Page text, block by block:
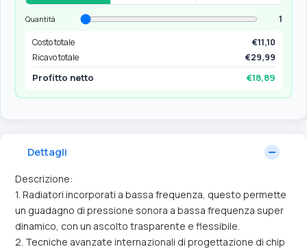
Quantità
1
Costo totale
€11,10
Ricavo totale
€29,99
Profitto netto €18,89
Dettagli
Descrizione:
1. Radiatori incorporati a bassa frequenza, questo permette
un guadagno di pressione sonora a bassa frequenza super
dinamico, con un ascolto trasparente e flessibile.
2. Tecniche avanzate internazionali di progettazione di chip